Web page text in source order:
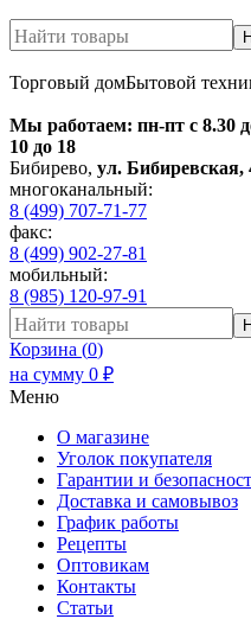
Торговый домБытовой
Мы работаем: пн-пт с 8.30
10 до 18
Бибирево, ул. Бибиревская,
многоканальный:
8 (499) 707-71-77
факс:
8 (499) 902-27-81
мобильный:
8 (985) 120-97-91
Корзина (0)
на сумму 0 ₽
Меню
О магазине
Уголок покупателя
Гарантии и
Доставка и самовывоз
График работы
Рецепты
Оптовикам
Контакты
Статьи